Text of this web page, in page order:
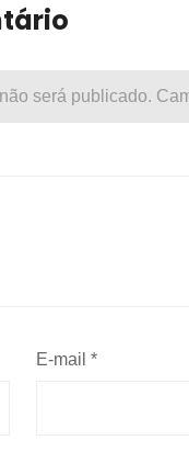
será publicado.
E-mail*